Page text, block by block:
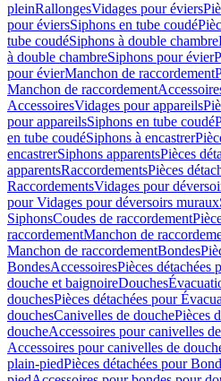
pleinRallongesVidages pour éviers
pour éviersSiphons en tube coudé
tube coudéSiphons à double chambre
à double chambreSiphons pour évier
pour évierManchon de raccordement
Manchon de raccordement
AccessoiresVidages pour appareils
pour appareilsSiphons en tube coudé
en tube coudéSiphons à encastrer
encastrerSiphons apparentsPièces
apparentsRaccordementsPièces
RaccordementsVidages pour
pour Vidages pour déversoirs muraux
SiphonsCoudes de raccordement
raccordementManchon de
Manchon de raccordementBondes
BondesAccessoiresPièces détachées
douche et baignoireDouches
douchesPièces détachées pour
douchesCanivelles de douchePièces
doucheAccessoires pour canivelles
Accessoires pour canivelles de
plain-piedPièces détachées pour